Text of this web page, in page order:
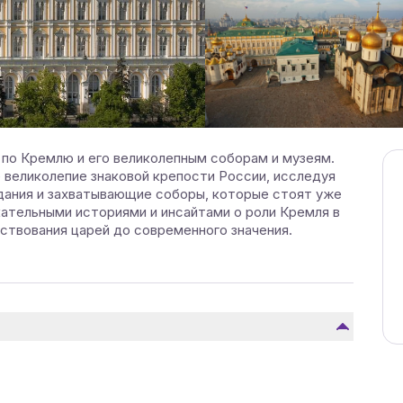
Кремлю и его великолепным соборам и музеям.
знаковой крепости России, исследуя
и захватывающие соборы, которые стоят уже
историями и инсайтами о роли Кремля в
царей до современного значения.